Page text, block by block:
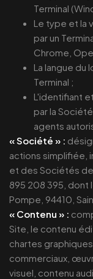
Terminal
Le type et la
par un
Chrome,
La langue du
Terminal ;
L'identifiant
par la
agents
« Société » :
actions simplifiée,
et des Sociétés
895 208 395, dont
Pompe, 94410,
« Contenu » :
Site, le contenu
chartes
commerciaux,
visuel, contenu